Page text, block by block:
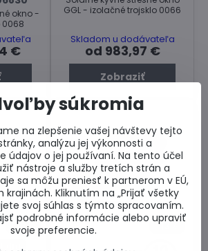
okno -
0068
€
GGL - izolačné trojsklo 0066
Skladom u dodávateľa
od 983,97 €
Zobraziť
13%
súkromia
na zlepšenie vašej návštevy tejto
analýzu jej výkonnosti a
údajov o jej používaní. Na tento účel
nástroje a služby tretích strán a
sa môžu preniesť k partnerom v EÚ,
krajinách. Kliknutím na „Prijať všetky
svoj súhlas s týmto spracovaním.
podrobné informácie alebo upraviť
svoje preferencie.